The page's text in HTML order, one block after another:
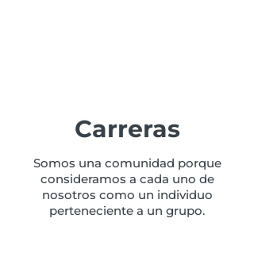
Carreras
Somos una comunidad porque
consideramos a cada uno de
nosotros como un individuo
perteneciente a un grupo.